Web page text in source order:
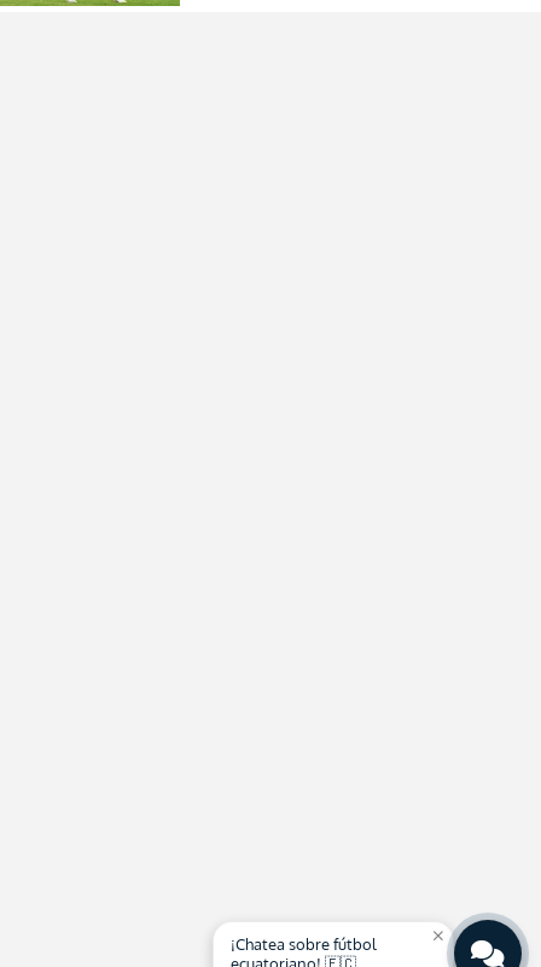
close
¡Chatea sobre fútbol